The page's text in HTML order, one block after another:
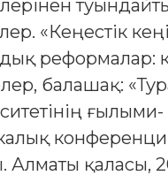
«Кеңестік
реформалар:
балашақ:
ғылыми-
Алматы қаласы,